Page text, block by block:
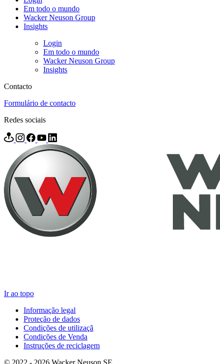
Em todo o mundo
Wacker Neuson Group
Insights
Login
Em todo o mundo
Wacker Neuson Group
Insights
Contacto
Formulário de contacto
Redes sociais
Ir ao topo
Informação legal
Proteção de dados
Condições de utilizaçã
Condições de Venda
Instruções de reciclagem